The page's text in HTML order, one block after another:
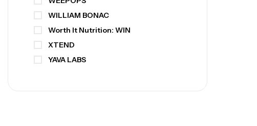
WILLIAM BONAC
Worth It Nutrition: WIN
XTEND
YAVA LABS